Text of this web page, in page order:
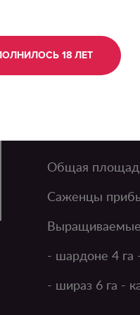
Общая
Саженцы
Выращиваемые
- шардоне 4 га
- шираз 6 га -
18 ЛЕТ